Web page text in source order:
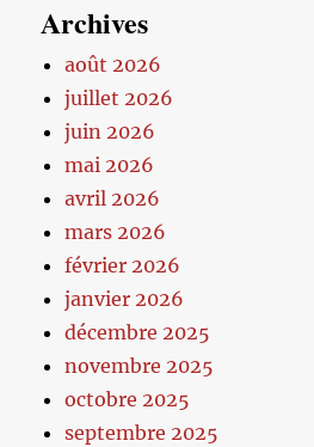
Archives
août 2026
juillet 2026
juin 2026
mai 2026
avril 2026
mars 2026
février 2026
janvier 2026
décembre 2025
novembre 2025
octobre 2025
septembre 2025